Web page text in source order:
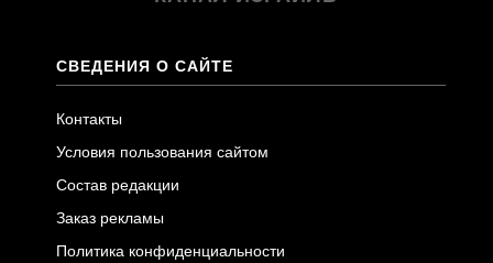
СВЕДЕНИЯ О САЙТЕ
Контакты
Условия пользования сайтом
Состав редакции
Заказ рекламы
Политика конфиденциальности